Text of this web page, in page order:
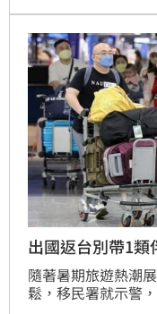
離島，至少須連續
出國返台別帶1
隨著暑期旅遊熱潮
鬆，移民署就示警